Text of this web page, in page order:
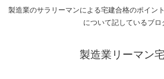
製造業のサラリーマンによる宅建合格のポイン
について記しているブロ
製造業リーマン